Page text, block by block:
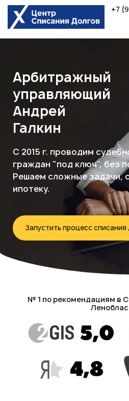
Skip
content
+7
Арбитражный
управляющий
Андрей
Галкин
С 2015 г. проводим
граждан "под ключ", без
Решаем сложные задачи,
ипотеку.
Запустить процесс списания
№ 1 по рекомендациям в